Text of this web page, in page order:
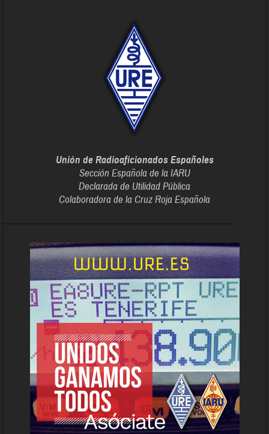
Unión de Radioaficionados Españoles
Sección Española de la IARU
Declarada de Utilidad Pública
Colaboradora de la Cruz Roja Española